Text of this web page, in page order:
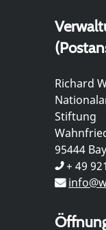
Richard
Stiftung
95444
+ 49